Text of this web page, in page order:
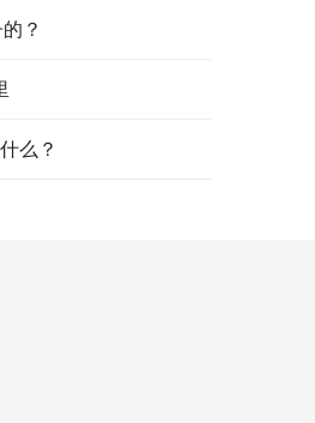
？
么？